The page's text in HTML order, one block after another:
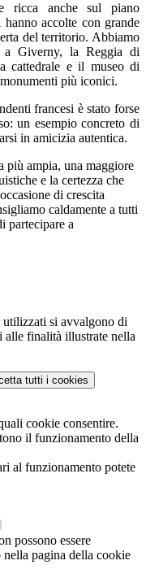
ricca anche sul piano
accolte con grande
del territorio. Abbiamo
Giverny, la Reggia di
cattedrale e il museo di
più iconici.
francesi è stato forse
un esempio concreto di
in amicizia autentica.
più ampia, una maggiore
e la certezza che
di crescita
caldamente a tutti
partecipare a
utilizzati si avvalgono di
alle finalità illustrate nella
tutti i cookies
cookie consentire.
il funzionamento della
al funzionamento potete
possono essere
pagina della cookie